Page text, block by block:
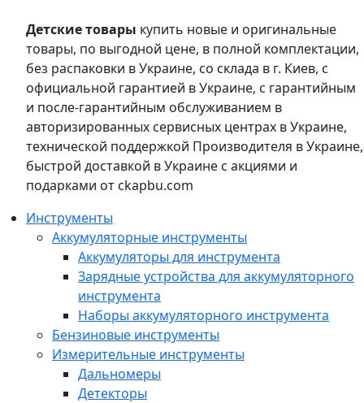
Детские товары купить новые и оригинальные
товары, по выгодной цене, в полной комплектации,
без распаковки в Украине, со склада в г. Киев, с
официальной гарантией в Украине, с гарантийным
и после-гарантийным обслуживанием в
авторизированных сервисных центрах в Украине,
технической поддержкой Производителя в Украине,
быстрой доставкой в Украине с акциями и
подарками от ckapbu.com
Инструменты
Аккумуляторные инструменты
Аккумуляторы для инструмента
Зарядные устройства для аккумуляторного
инструмента
Наборы аккумуляторного инструмента
Бензиновые инструменты
Измерительные инструменты
Дальномеры
Детекторы